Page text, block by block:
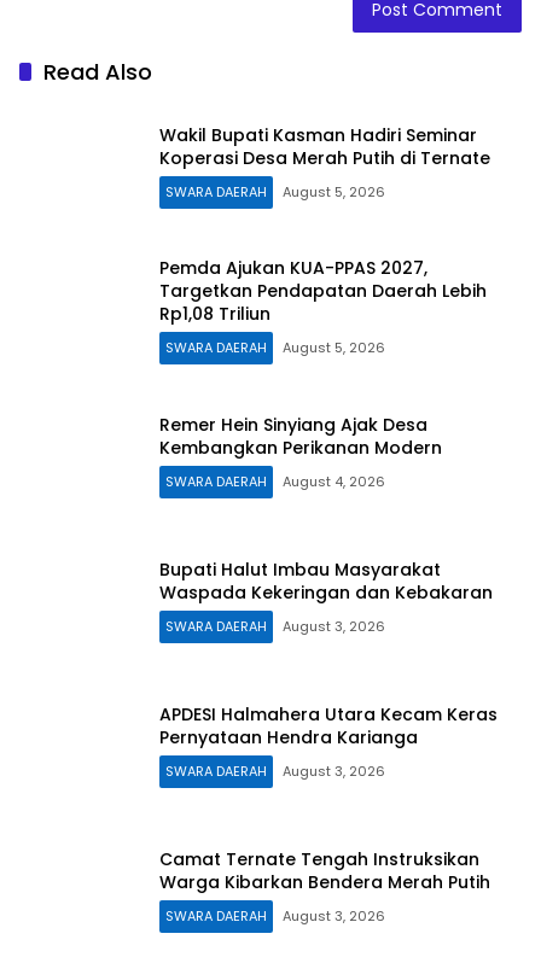
Read Also
Wakil Bupati Kasman Hadiri Seminar
Koperasi Desa Merah Putih di Ternate
SWARA DAERAH August 5, 2026
Pemda Ajukan KUA-PPAS 2027,
Targetkan Pendapatan Daerah Lebih
Rp1,08 Triliun
SWARA DAERAH August 5, 2026
Remer Hein Sinyiang Ajak Desa
Kembangkan Perikanan Modern
SWARA DAERAH August 4, 2026
Bupati Halut Imbau Masyarakat
Waspada Kekeringan dan Kebakaran
SWARA DAERAH August 3, 2026
APDESI Halmahera Utara Kecam Keras
Pernyataan Hendra Karianga
SWARA DAERAH August 3, 2026
Camat Ternate Tengah Instruksikan
Warga Kibarkan Bendera Merah Putih
SWARA DAERAH August 3, 2026